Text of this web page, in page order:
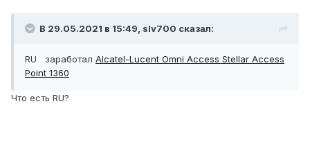
В 29.05.2021 в 15:49, slv700 сказал:
RU заработал Alcatel-Lucent Omni Access Stellar Access
Point 1360
Что есть RU?